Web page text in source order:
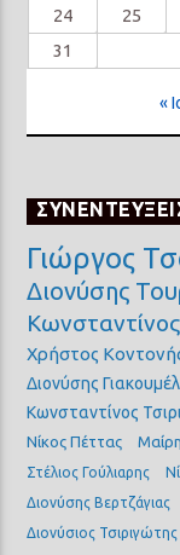
24
25
31
«
Γιώργος
Διονύσης
Χρήστος
Διονύσης
Κωνσταντίνος
Νίκος Πέττας
Στέλιος Γούλιαρης
Διονύσης Βερτζάγιας
Διονύσιος Τσιριγώτης